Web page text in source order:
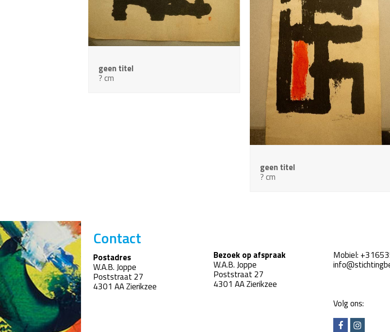
geen titel
? cm
geen titel
? cm
Contact
Postadres
W.A.B. Joppe
Poststraat 27
4301 AA Zierikzee
Bezoek op afspraak
W.A.B. Joppe
Poststraat 27
4301 AA Zierikzee
Mobiel:
Volg ons: